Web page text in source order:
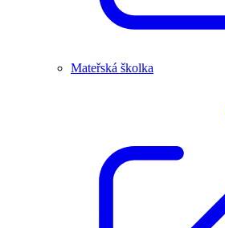
Mateřská školka